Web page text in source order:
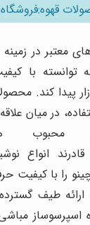
معتبر در
توانسته با
پیدا کند.
در میان
محبوب
قادرند انواع
را با کیفیت
ارائه طیف
اسپرسوساز